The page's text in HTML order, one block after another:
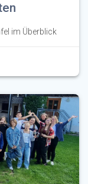
im Überblick